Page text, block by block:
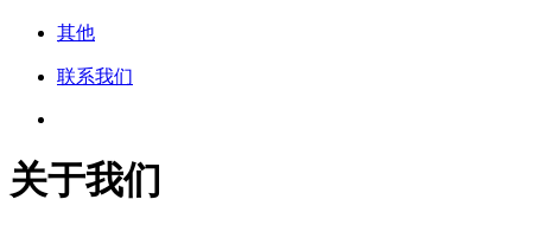
其他
联系我们
关于我们